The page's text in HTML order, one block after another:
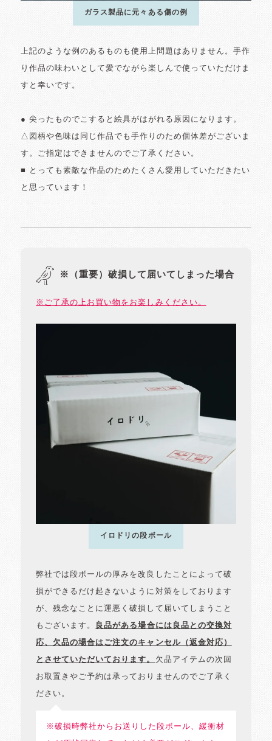
ガラス製品に元々ある傷の例
上記のような例のあるものも使用上問題はありません。手作
り作品の味わいとして愛でながら楽しんで使っていただけま
すと幸いです。
● 尖ったものでこすると絵具がはがれる原因になります。
△図柄や色味は同じ作品でも手作りのため個体差がございま
す。ご指定はできませんのでご了承ください。
■ とっても素敵な作品のためたくさん愛用していただきたい
と思っています！
※（重要）破損して届いてしまった場合
※ご了承の上お買い物をお楽しみください。
イロドリの段ボール
弊社では段ボールの厚みを改良したことによって破
損ができるだけ起きないように対策をしております
が、残念なことに運悪く破損して届いてしまうこと
もございます。 良品がある場合には良品との交換対
応、欠品の場合はご注文のキャンセル（返金対応）
とさせていただいております。 欠品アイテムの次回
お取置きやご予約は承っておりませんのでご了承く
ださい。
※破損時弊社からお送りした段ボール、緩衝材